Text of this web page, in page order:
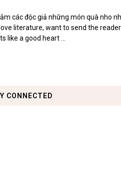
các độc giả những món quà nho
literature, want to send the
like a good heart ...
CONNECTED